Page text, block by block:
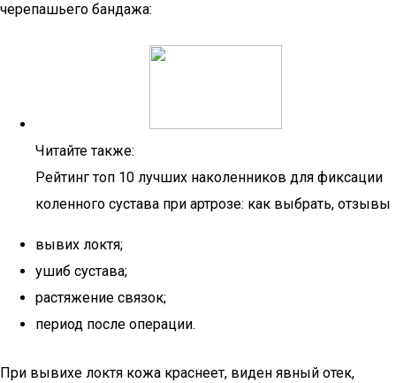
черепашьего бандажа:
Читайте также:
Рейтинг топ 10 лучших наколенников для фиксации
коленного сустава при артрозе: как выбрать, отзывы
вывих локтя;
ушиб сустава;
растяжение связок;
период после операции.
При вывихе локтя кожа краснеет, виден явный отек,